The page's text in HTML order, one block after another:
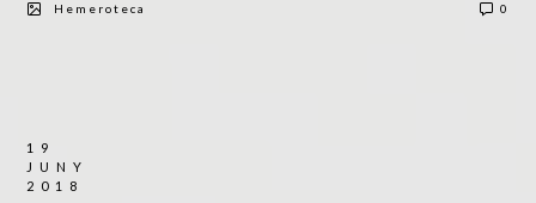
Hemeroteca 0
19
JUNY
2018